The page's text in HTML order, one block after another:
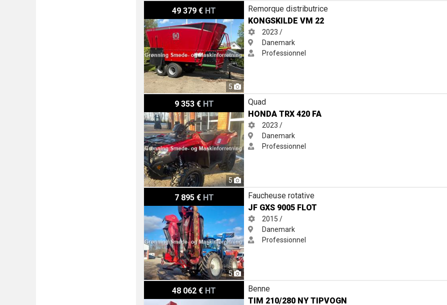
49 379 € HT
5
Kongskilde vm 22
Remorque distributrice
KONGSKILDE VM 22
2023 /
Danemark
Professionnel
9 353 € HT
5
Honda TRX 420 FA
Quad
HONDA TRX 420 FA
2023 /
Danemark
Professionnel
7 895 € HT
5
JF GXS 9005 Flot
Faucheuse rotative
JF GXS 9005 FLOT
2015 /
Danemark
Professionnel
48 062 € HT
Tim 210/280 NY TIPVOGN
Benne
TIM 210/280 NY TIPVOGN